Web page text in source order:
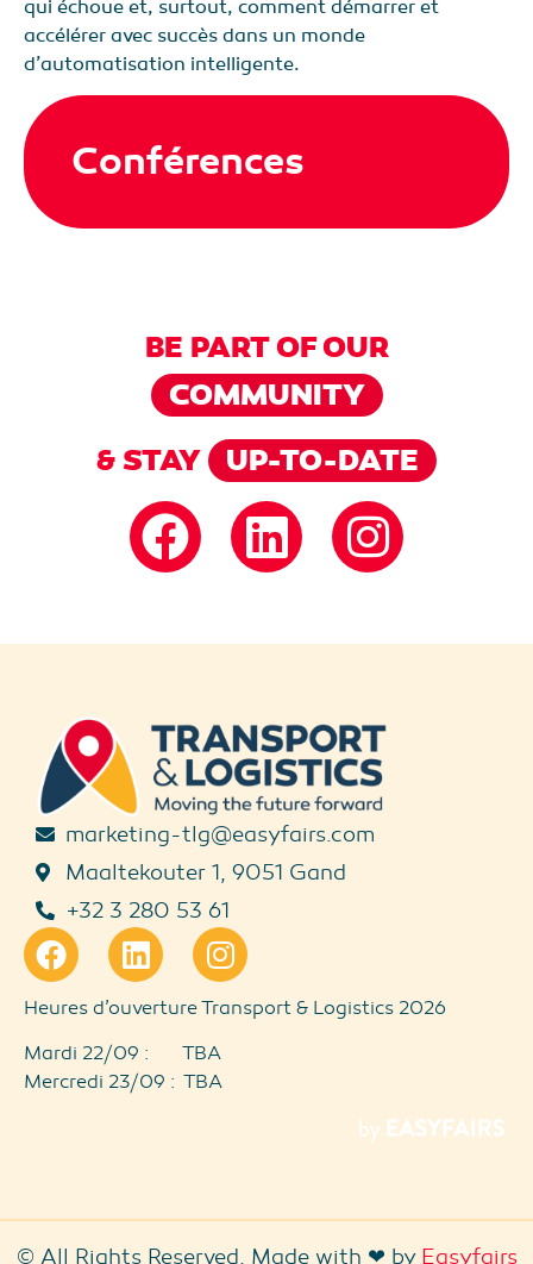
qui échoue et, surtout, comment démarrer et
accélérer avec succès dans un monde
d’automatisation intelligente.
Conférences
BE PART OF OUR
COMMUNITY
& STAY
UP-TO-DATE
marketing-tlg@easyfairs.com
Maaltekouter 1, 9051 Gand
+32 3 280 53 61
Heures d’ouverture Transport & Logistics 2026
Mardi 22/09 : TBA
Mercredi 23/09 : TBA
© All Rights Reserved. Made with ❤ by Easyfairs